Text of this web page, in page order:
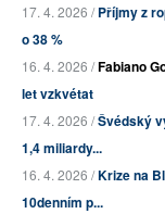
17. 4. 2026 /Příjmy z
o 38 %
16. 4. 2026 /Fabiano
let vzkvétat
17. 4. 2026 /Švédský
1,4 miliardy...
16. 4. 2026 /Krize na
10denním p...